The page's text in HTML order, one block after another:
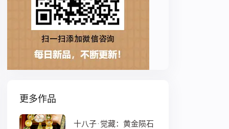
更多作品
十八子·觉藏：黄金陨石